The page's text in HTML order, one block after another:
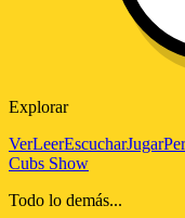
Explorar
VerLeerEscucharJugar
Cubs Show
Todo lo demás...